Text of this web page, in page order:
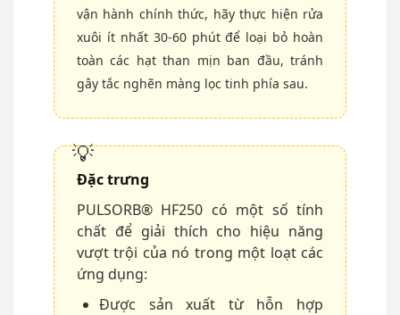
vận hành chính thức, hãy thực hiện rửa
xuôi ít nhất 30-60 phút để loại bỏ hoàn
toàn các hạt than mịn ban đầu, tránh
gây tắc nghẽn màng lọc tinh phía sau.
Đặc trưng
PULSORB® HF250 có một số tính
chất để giải thích cho hiệu năng
vượt trội của nó trong một loạt các
ứng dụng:
Được sản xuất từ hỗn hợp